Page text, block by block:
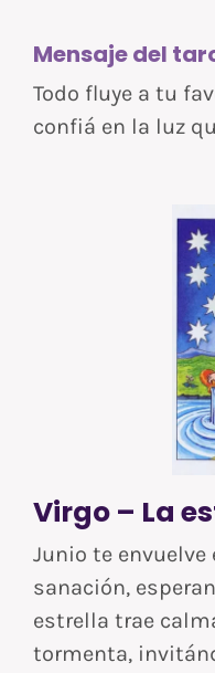
Mensaje del
Todo fluye a tu
confiá en la luz
Virgo – La
Junio te envuelve
sanación,
estrella trae
tormenta,